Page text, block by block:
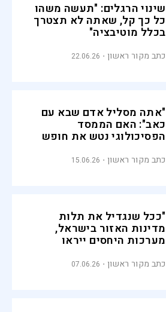
שינוי הרגלים: "תעשה משהו
כל כך קל, שאתה לא תצטרך
בכלל מוטיבציה"
כתב מקור ראשון 22.06.26
"אתה מסליל אדם שבא עם
כאב": האם הממסד
הפסיכולוגי נטש את חופש
כתב מקור ראשון 15.06.26
"ככל שנגדיל את תלות
מדינות האזור בישראל,
מערכות היחסים ייראו
כתב מקור ראשון 07.06.26